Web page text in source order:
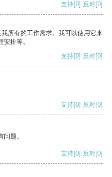
支持[0] 反对[0]
所有的工作需求。我可以使用它来
排等。
支持[0] 反对[0]
支持[0] 反对[0]
题。
支持[0] 反对[0]